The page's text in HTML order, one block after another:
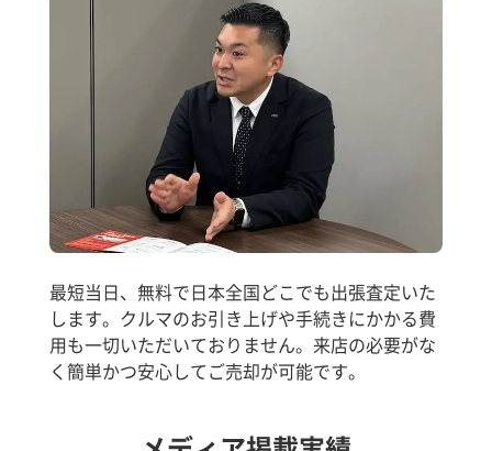
最短当日、無料で日本全国どこでも出張査定いた
します。クルマのお引き上げや手続きにかかる費
用も一切いただいておりません。来店の必要がな
く簡単かつ安心してご売却が可能です。